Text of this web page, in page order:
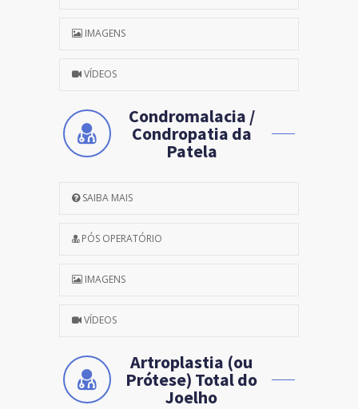
IMAGENS
VÍDEOS
Condromalacia /
Condropatia da
Patela
SAIBA MAIS
PÓS OPERATÓRIO
IMAGENS
VÍDEOS
Artroplastia (ou
Prótese) Total do
Joelho